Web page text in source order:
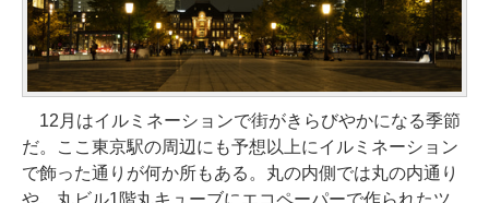
12月はイルミネーションで街がきらびやかになる季節
だ。ここ東京駅の周辺にも予想以上にイルミネーション
で飾った通りが何か所もある。丸の内側では丸の内通り
や、丸ビル1階丸キューブにエコペーパーで作られたツ